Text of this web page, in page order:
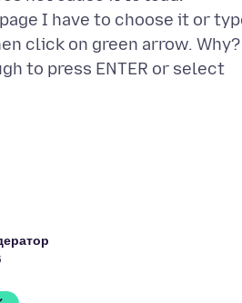
I have to choose it or
click on green arrow. Why?
to press ENTER or select